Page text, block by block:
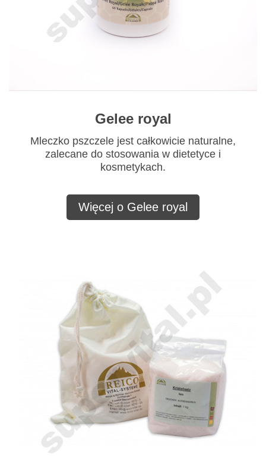
Gelee royal
Mleczko pszczele jest całkowicie naturalne,
zalecane do stosowania w dietetyce i
kosmetykach.
Więcej o Gelee royal